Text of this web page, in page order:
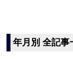
年月別 全記事